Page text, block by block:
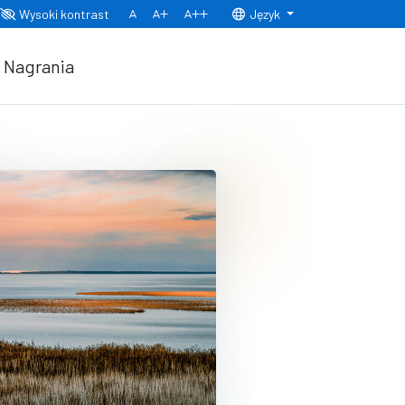
Wysoki kontrast
Normalny rozmiar czcionki
Rozmiar czcionki 150% Rozmiar czcionki 200%
Język
Nagrania